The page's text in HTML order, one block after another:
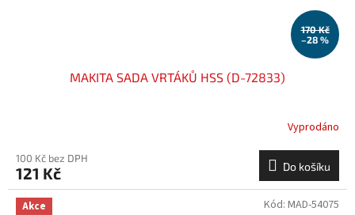
170 Kč
–28 %
MAKITA SADA VRTÁKŮ HSS (D-72833)
Vyprodáno
100 Kč bez DPH
121 Kč Do košíku
Akce Kód: MAD-54075